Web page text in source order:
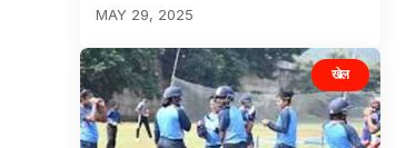
MAY 29, 2025
खेल